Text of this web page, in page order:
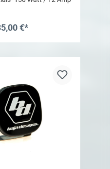
€*